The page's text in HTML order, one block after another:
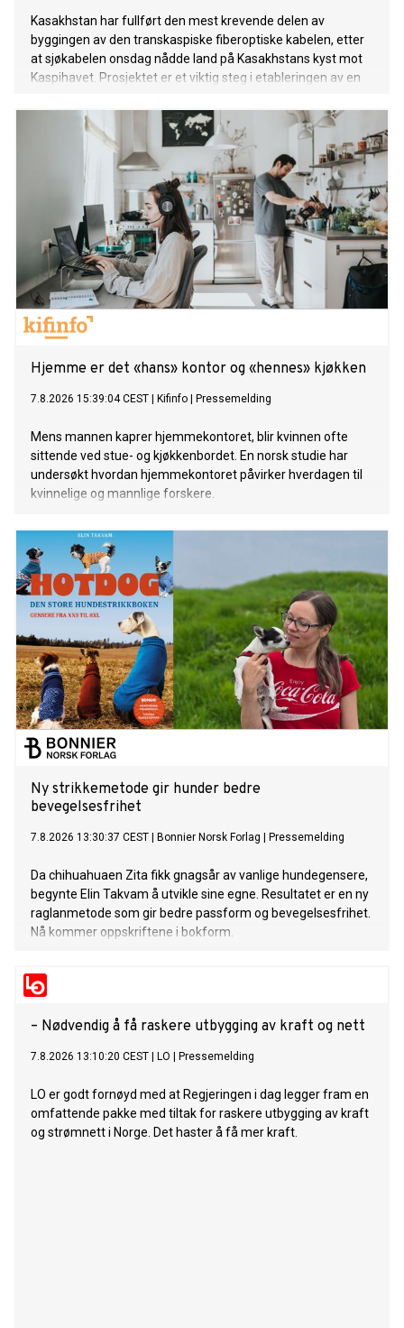
Kasakhstan har fullført den mest krevende delen av
byggingen av den transkaspiske fiberoptiske kabelen, etter
at sjøkabelen onsdag nådde land på Kasakhstans kyst mot
Kaspihavet. Prosjektet er et viktig steg i etableringen av en
Hjemme er det «hans» kontor og «hennes» kjøkken
7.8.2026 15:39:04 CEST Kifinfo Pressemelding
Mens mannen kaprer hjemmekontoret, blir kvinnen ofte
sittende ved stue- og kjøkkenbordet. En norsk studie har
undersøkt hvordan hjemmekontoret påvirker hverdagen til
kvinnelige og mannlige forskere.
Ny strikkemetode gir hunder bedre
bevegelsesfrihet
7.8.2026 13:30:37 CEST Bonnier Norsk Forlag Pressemelding
Da chihuahuaen Zita fikk gnagsår av vanlige hundegensere,
begynte Elin Takvam å utvikle sine egne. Resultatet er en ny
raglanmetode som gir bedre passform og bevegelsesfrihet.
Nå kommer oppskriftene i bokform.
– Nødvendig å få raskere utbygging av kraft og nett
7.8.2026 13:10:20 CEST LO Pressemelding
LO er godt fornøyd med at Regjeringen i dag legger fram en
omfattende pakke med tiltak for raskere utbygging av kraft
og strømnett i Norge. Det haster å få mer kraft.